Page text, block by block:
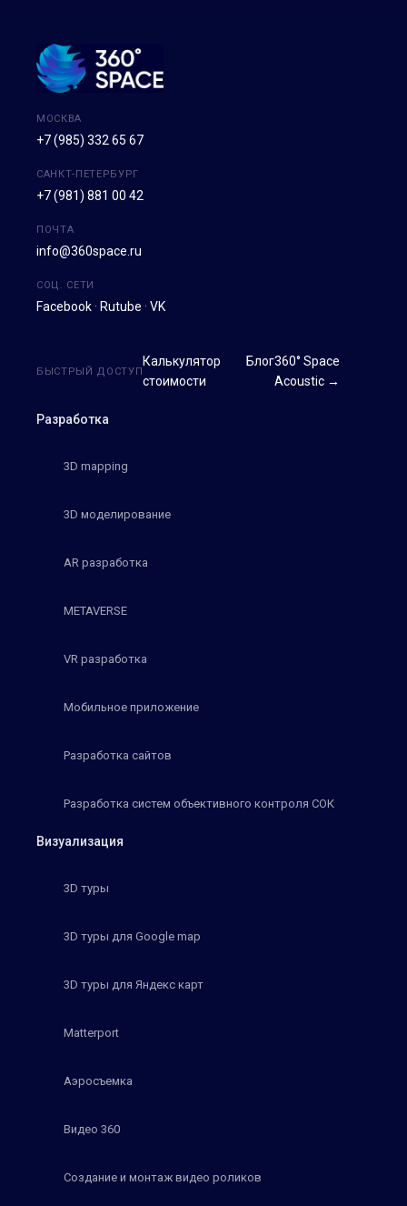
МОСКВА
+7 (985) 332 65 67
САНКТ-ПЕТЕРБУРГ
+7 (981) 881 00 42
ПОЧТА
info@360space.ru
СОЦ. СЕТИ
Facebook · Rutube · VK
Разработка
3D mapping
3D моделирование
AR разработка
METAVERSE
VR разработка
Мобильное приложение
Разработка сайтов
Разработка систем объективного контроля СОК
Визуализация
3D туры
3D туры для Google map
3D туры для Яндекс карт
Matterport
Аэросъемка
Видео 360
Создание и монтаж видео роликов
БЫСТРЫЙ ДОСТУП
Калькулятор
стоимости
Блог360° Space
Acoustic →